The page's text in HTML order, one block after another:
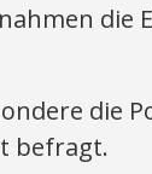
die
die
befragt.